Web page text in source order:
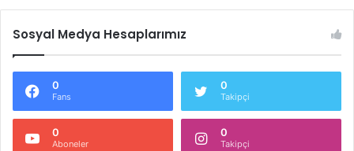
Sosyal Medya Hesaplarımız
0
Fans
0
Takipçi
0
Aboneler
0
Takipçi